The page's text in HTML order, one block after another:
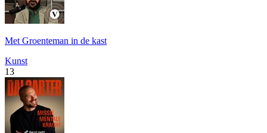
Met Groenteman in de kast
Kunst
13